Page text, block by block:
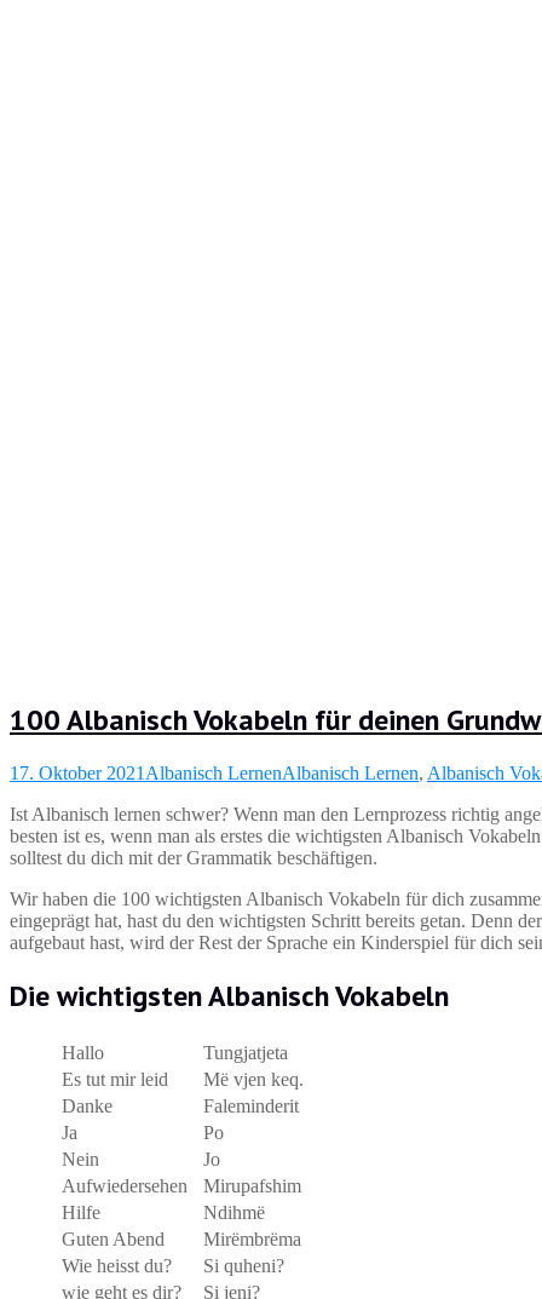
100 Albanisch Vokabeln für deinen
17. Oktober 2021 Albanisch LernenAlbanisch Lernen, Albanisch
Ist Albanisch lernen schwer? Wenn man den Lernprozess richtig
besten ist es, wenn man als erstes die wichtigsten Albanisch
solltest du dich mit der Grammatik beschäftigen.
Wir haben die 100 wichtigsten Albanisch Vokabeln für dich
eingeprägt hat, hast du den wichtigsten Schritt bereits getan. Denn
aufgebaut hast, wird der Rest der Sprache ein Kinderspiel für dich
Die wichtigsten Albanisch Vokabeln
Hallo
Tungjatjeta
Es tut mir leid
Më vjen keq.
Danke
Faleminderit
Ja
Po
Nein
Jo
Aufwiedersehen
Mirupafshim
Hilfe
Ndihmë
Guten Abend
Mirëmbrëma
Wie heisst du?
Si quheni?
wie geht es dir?
Si jeni?